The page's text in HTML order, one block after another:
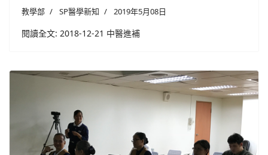
教學部 SP醫學新知 2019年5月08日
閱讀全文: 2018-12-21 中醫進補